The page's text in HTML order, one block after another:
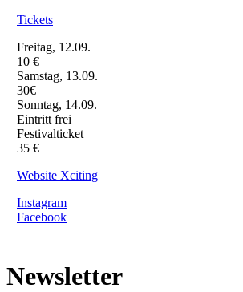
Tickets
Freitag, 12.09.
10 €
Samstag, 13.09.
30€
Sonntag, 14.09.
Eintritt frei
Festivalticket
35 €
Website Xciting
Instagram
Facebook
Newsletter